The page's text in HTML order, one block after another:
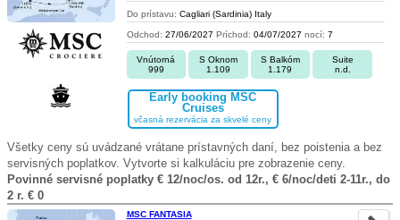
Do prístavu: Cagliari (Sardinia) Italy
Odchod: 27/06/2027 Príchod: 04/07/2027 nocí: 7
Vnútorná
999
S Oknom
1.109
S Balkóm
1.179
Suite
n.d.
Early booking MSC
Cruises
včasná rezervácia za skvelé ceny
Všetky ceny sú uvádzané vrátane prístavných daní, bez poistenia a bez
servisných poplatkov. Vytvorte si kalkuláciu pre zobrazenie ceny.
Povinné servisné poplatky € 12/noc/os. od 12r., € 6/noc/deti 2-11r., do
2 r. € 0
MSC FANTASIA